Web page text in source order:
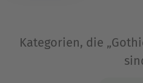
Kategorien, die